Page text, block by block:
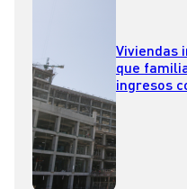
Viviendas
que
ingresos